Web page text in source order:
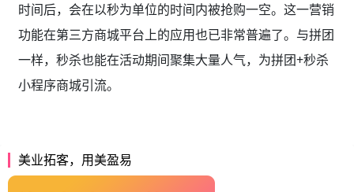
时间后，会在以秒为单位的时间内被抢购一空。这一营销
功能在第三方商城平台上的应用也已非常普遍了。与拼团
一样，秒杀也能在活动期间聚集大量人气，为拼团+秒杀
小程序商城引流。
美业拓客，用美盈易